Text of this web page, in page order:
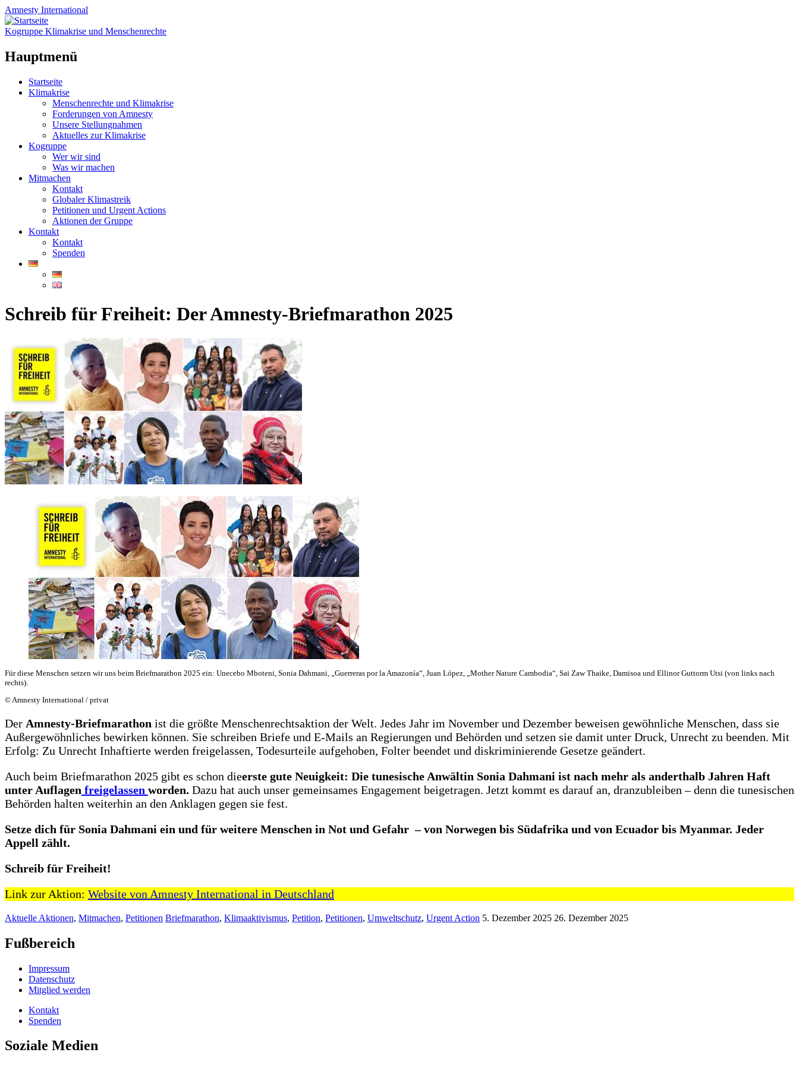
Amnesty International
Kogruppe Klimakrise und Menschenrechte
Hauptmenü
Zum
Inhalt
Startseite
Klimakrise
Menschenrechte und Klimakrise
Forderungen von Amnesty
Unsere Stellungnahmen
Aktuelles zur Klimakrise
Kogruppe
Wer wir sind
Was wir machen
Mitmachen
Kontakt
Globaler Klimastreik
Petitionen und Urgent Actions
Aktionen der Gruppe
Kontakt
Kontakt
Spenden
Schreib für Freiheit: Der Amnesty-Briefmarathon 2025
Für diese Menschen setzen wir uns beim Briefmarathon 2025 ein: Unecebo Mboteni, Sonia Dahmani, „Guerreras por la Amazonía“, Juan López, „Mother Nature Cambodia“, Sai Zaw Thaike, Damisoa und Ellinor Guttorm Utsi (von links nach
rechts).
© Amnesty International / privat
Der Amnesty-Briefmarathon ist die größte Menschenrechtsaktion der Welt. Jedes Jahr im November und Dezember beweisen gewöhnliche Menschen, dass sie
Außergewöhnliches bewirken können. Sie schreiben Briefe und E-Mails an Regierungen und Behörden und setzen sie damit unter Druck, Unrecht zu beenden. Mit
Erfolg: Zu Unrecht Inhaftierte werden freigelassen, Todesurteile aufgehoben, Folter beendet und diskriminierende Gesetze geändert.
Auch beim Briefmarathon 2025 gibt es schon dieerste gute Neuigkeit: Die tunesische Anwältin Sonia Dahmani ist nach mehr als anderthalb Jahren Haft
unter Auflagen freigelassen worden. Dazu hat auch unser gemeinsames Engagement beigetragen. Jetzt kommt es darauf an, dranzubleiben – denn die tunesischen
Behörden halten weiterhin an den Anklagen gegen sie fest.
Setze dich für Sonia Dahmani ein und für weitere Menschen in Not und Gefahr – von Norwegen bis Südafrika und von Ecuador bis Myanmar. Jeder
Appell zählt.
Schreib für Freiheit!
Link zur Aktion: Website von Amnesty International in Deutschland
Aktuelle Aktionen, Mitmachen, Petitionen Briefmarathon, Klimaaktivismus, Petition, Petitionen, Umweltschutz, Urgent Action 5. Dezember 2025 26. Dezember 2025
Fußbereich
Impressum
Datenschutz
Mitglied werden
Kontakt
Spenden
Soziale Medien